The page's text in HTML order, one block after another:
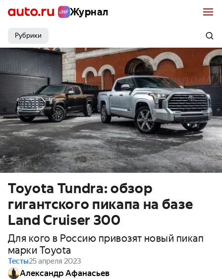
Журнал
Рубрики
Toyota Tundra: обзор
гигантского пикапа на базе
Land Cruiser 300
Для кого в Россию привозят новый пикап
марки Toyota
Тесты25 апреля 2023
Александр Афанасьев